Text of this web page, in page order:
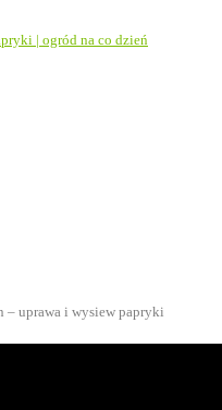
– uprawa i wysiew papryki